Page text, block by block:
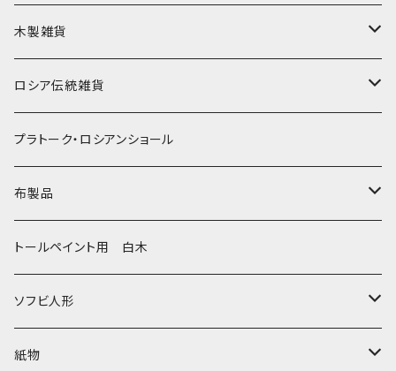
クリスマス
ノリンスクの子達
動物マトリョーシカ
セミョーノフの子達
その他のマトショーシカ
キーロフの子達
タマラ・コリエワ
ナジェジダ・イワンツォワ
リュボーフィ・ブズイキナ
タチアナ ドゥビニッチ
エレナ・イワンツォワ
バローニナ・マリヤ
ヴィクトル・ニキーチン
型押しの箱
キャニスター
白樺編み
トレイ・平皿
白樺靴
白樺その他
木製雑貨
ニードルケース・お針刺し
ベル・起きあがりこぼし
オルゴール
キッチン
イースターエッグ
小物入れ・ボトルケース
ロシア伝統雑貨
ホフロマ
アルハンゲリスク
ゴロジェッツ
ジョストボ
グジェリ
プラトーク・ロシアンショール
布製品
キッチンクロス
ソビエトデザイン 昔の布
切り売り布・リボン
トールペイント用 白木
ソフビ人形
現代物
紙物